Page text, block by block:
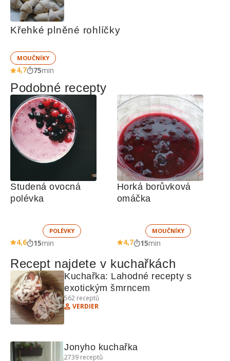
Křehké plněné rohlíčky
MOUČNÍKY
4,7 75min
Podobné recepty
Studená ovocná
polévka
POLÉVKY
4,6 15min
Horká borůvková
omáčka
MOUČNÍKY
4,7 15min
Recept najdete v kuchařkách
Kuchařka: Lahodné recepty s
exotickým šmrncem
562 receptů
VERDIER
Jonyho kuchařka
2739 receptů